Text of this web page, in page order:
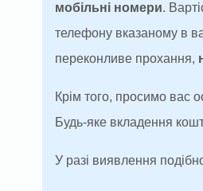
мобільні номери.
телефону вказаному в
переконливе прохання,
Крім того, просимо вас
Будь-яке вкладення
У разі виявлення